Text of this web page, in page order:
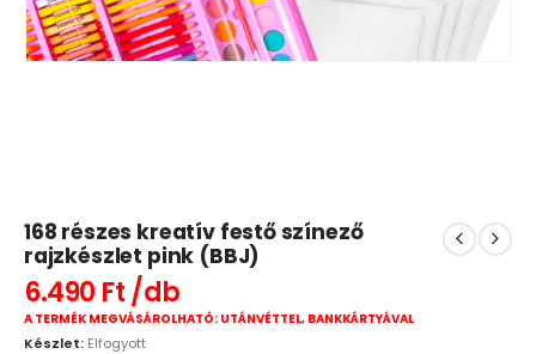
168 részes kreatív festő színező
rajzkészlet pink (BBJ)
6.490 Ft
A TERMÉK MEGVÁSÁROLHATÓ: UTÁNVÉTTEL, BANKKÁRTYÁVAL
Készlet: Elfogyott